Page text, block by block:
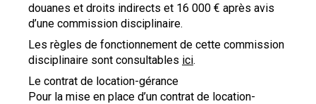
douanes et droits indirects et 16 000 € après avis
d’une commission disciplinaire.
Les règles de fonctionnement de cette commission
disciplinaire sont consultables ici.
Le contrat de location-gérance
Pour la mise en place d’un contrat de location-